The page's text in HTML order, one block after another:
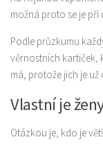
možná proto se je při
Podle průzkumu
věrnostních kartiček,
má, protože jich je
Vlastní je
Otázkou je, kdo je